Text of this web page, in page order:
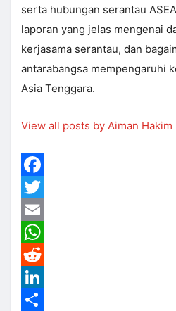
serta hubungan serantau
laporan yang jelas mengenai
kerjasama serantau, dan
antarabangsa mempengaruhi
Asia Tenggara.
View all posts by Aiman Hakim
Facebook
Twitter
Email
WhatsApp
Reddit
LinkedIn